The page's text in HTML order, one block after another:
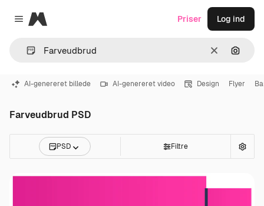
Close menu
Magnific
Klar Søg
Priser Log ind
AI-genereret billede AI-genereret video Design Flyer
Farveudbrud PSD
PSD Filtre